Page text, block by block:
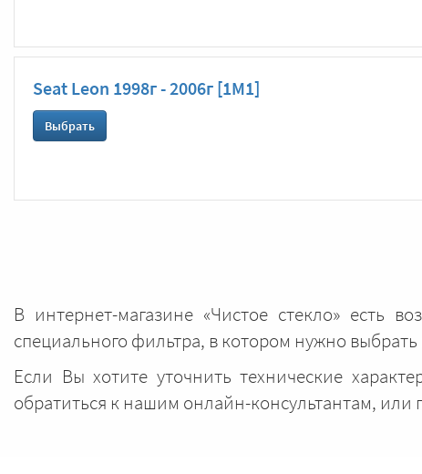
Seat Leon 1998г - 2006г [1M1]
Выбрать
В интернет-магазине «Чистое стекло» есть
специального фильтра, в котором нужно
Если Вы хотите уточнить технические
обратиться к нашим онлайн-консультантам,